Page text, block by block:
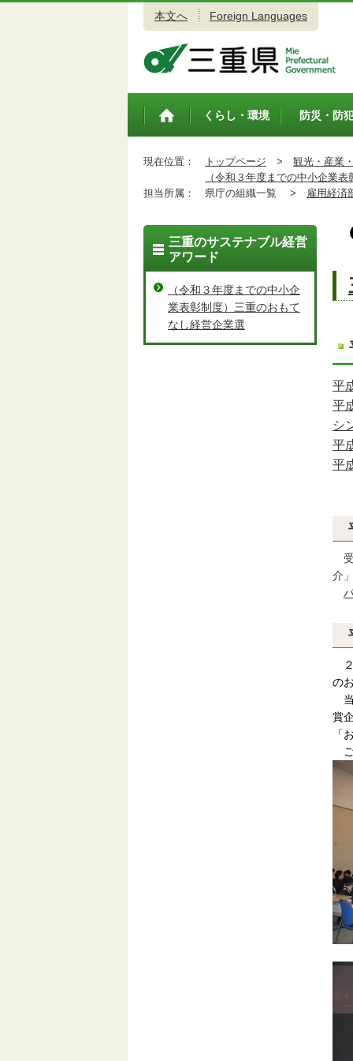
本文へ Foreign Languages
トップペ
くらし・環境 防災・防
現在位置： トップページ >
観光・産業
（令和３年度までの中小企業
担当所属：
県庁の組織一覧 > 雇用経済
平
平
シ
平
平
受
介
の
当
賞
「
ご
三重のサステナブル経営
アワード
（令和３年度までの中小企
業表彰制度）三重のおもて
なし経営企業選